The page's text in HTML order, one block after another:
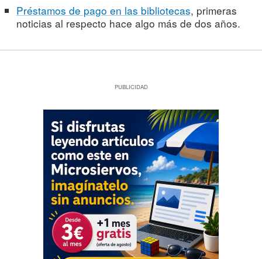
Préstamos de pago en las bibliotecas, primeras
noticias al respecto hace algo más de dos años.
PUBLICIDAD